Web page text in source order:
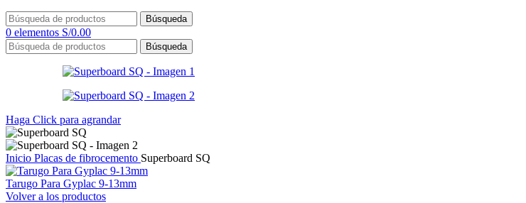
Búsqueda
0 elementos S/0.00
Búsqueda
Haga Click para agrandar
Inicio Placas de fibrocemento Superboard SQ
Tarugo Para Gyplac 9-13mm
Volver a los productos